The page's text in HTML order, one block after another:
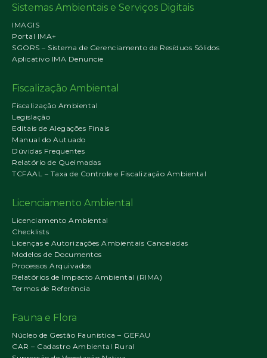
Sistemas Ambientais e Serviços Digitais
IMAGIS
Portal IMA+
SGORS – Sistema de Gerenciamento de Resíduos Sólidos
Aplicativo IMA Denuncie
Fiscalização Ambiental
Fiscalização Ambiental
Legislação
Editais de Alegações Finais
Manual do Autuado
Dúvidas Frequentes
Relatório de Queimadas
TCFAAL – Taxa de Controle e Fiscalização Ambiental
Licenciamento Ambiental
Licenciamento Ambiental
Checklists
Licenças e Autorizações Ambientais Canceladas
Modelos de Documentos
Processos Arquivados
Relatórios de Impacto Ambiental (RIMA)
Termos de Referência
Fauna e Flora
Núcleo de Gestão Faunística – GEFAU
CAR – Cadastro Ambiental Rural